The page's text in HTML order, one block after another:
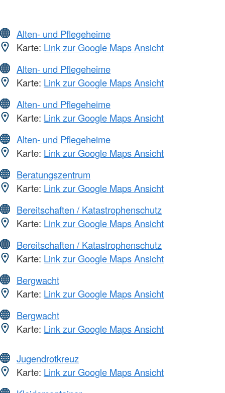
Alten- und Pflegeheime
Karte: Link zur Google Maps Ansicht
Alten- und Pflegeheime
Karte: Link zur Google Maps Ansicht
Alten- und Pflegeheime
Karte: Link zur Google Maps Ansicht
Alten- und Pflegeheime
Karte: Link zur Google Maps Ansicht
Beratungszentrum
Karte: Link zur Google Maps Ansicht
Bereitschaften / Katastrophenschutz
Karte: Link zur Google Maps Ansicht
Bereitschaften / Katastrophenschutz
Karte: Link zur Google Maps Ansicht
Bergwacht
Karte: Link zur Google Maps Ansicht
Bergwacht
Karte: Link zur Google Maps Ansicht
Jugendrotkreuz
Karte: Link zur Google Maps Ansicht